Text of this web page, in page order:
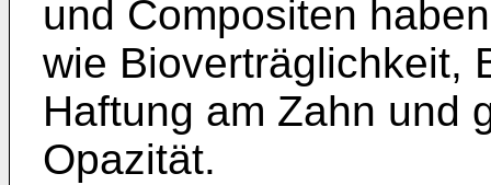
und Compositen
wie Bioverträglichkeit,
Haftung am Zahn und
Opazität.